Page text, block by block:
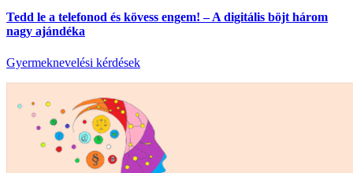
Tedd le a telefonod és kövess engem! – A digitális böjt három
nagy ajándéka
Gyermeknevelési kérdések